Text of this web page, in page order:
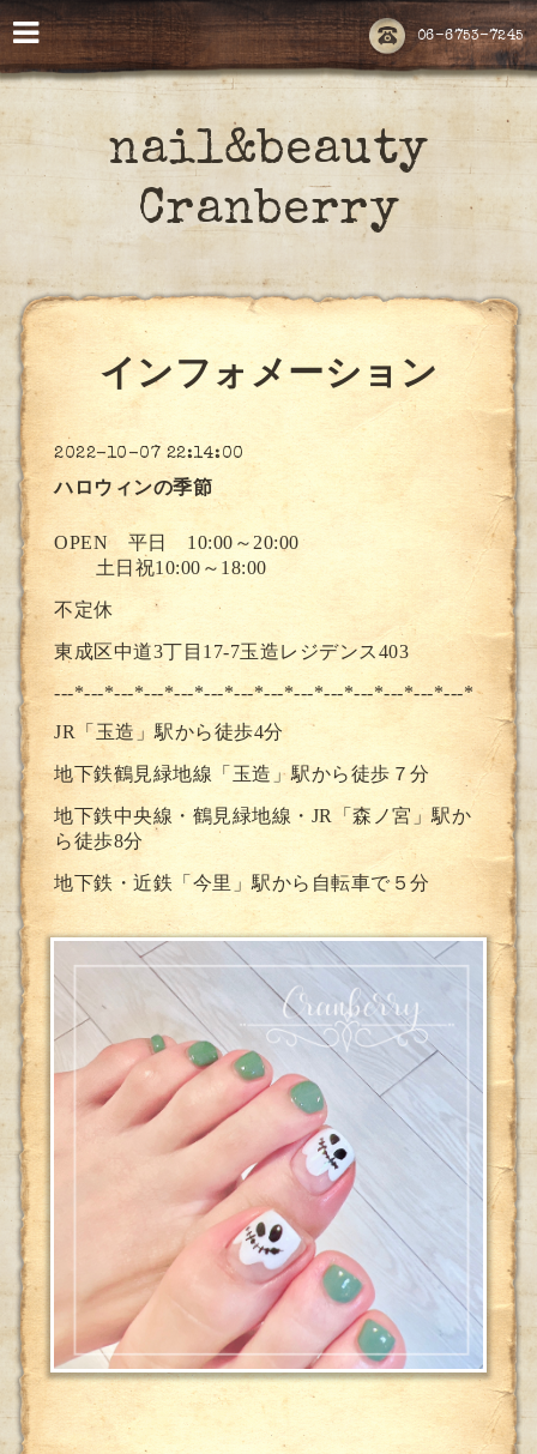
06-6753-7245
nail&beauty
Cranberry
インフォメーション
2022-10-07 22:14:00
ハロウィンの季節
OPEN 平日 10:00～20:00
土日祝10:00～18:00
不定休
東成区中道3丁目17-7玉造レジデンス403
---*---*---*---*---*---*---*---*---*---*---*---*---*---*
JR「玉造」駅から徒歩4分
地下鉄鶴見緑地線「玉造」駅から徒歩７分
地下鉄中央線・鶴見緑地線・JR「森ノ宮」駅か
ら徒歩8分
地下鉄・近鉄「今里」駅から自転車で５分